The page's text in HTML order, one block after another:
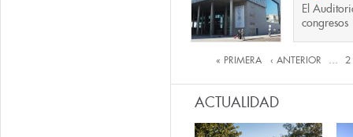
El
congresos
Páginas« PRIMERA ‹ ANTERIOR … 2
ACTUALIDAD